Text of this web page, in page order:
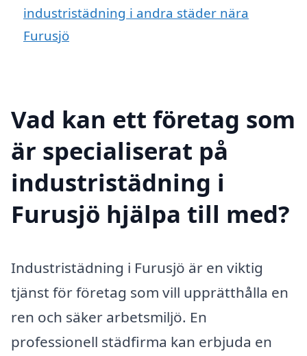
industristädning i andra städer nära
Furusjö
Vad kan ett företag som
är specialiserat på
industristädning i
Furusjö hjälpa till med?
Industristädning i Furusjö är en viktig
tjänst för företag som vill upprätthålla en
ren och säker arbetsmiljö. En
professionell städfirma kan erbjuda en